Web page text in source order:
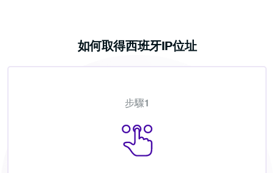
如何取得西班牙IP位址
步驟1